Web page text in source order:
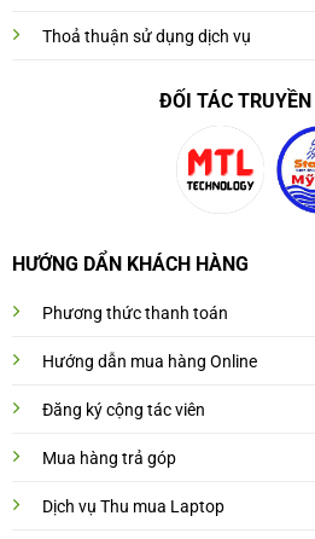
Thoả thuận sử dụng dịch vụ
ĐỐI TÁC TRUYỀN
HƯỚNG DẨN KHÁCH HÀNG
Phương thức thanh toán
Hướng dẫn mua hàng Online
Đăng ký cộng tác viên
Mua hàng trả góp
Dịch vụ Thu mua Laptop